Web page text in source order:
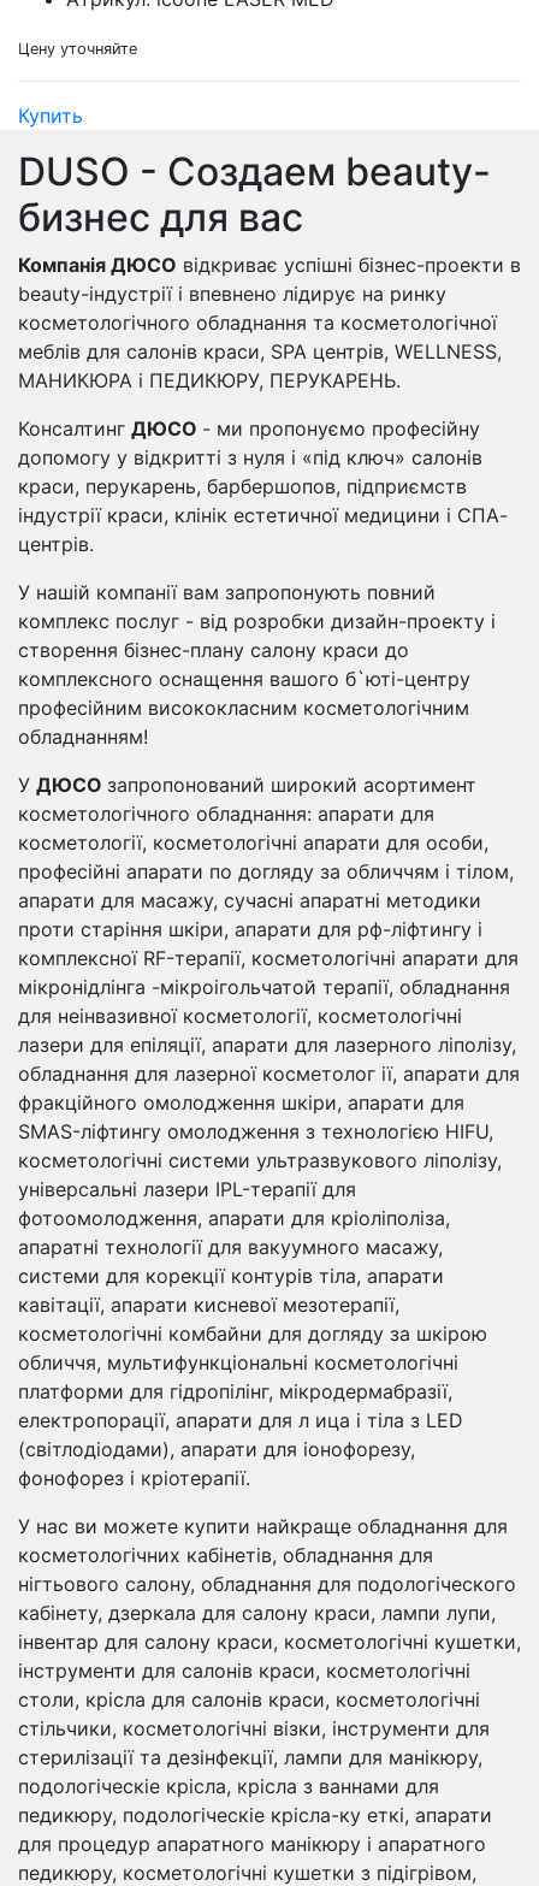
Цену уточняйте
Купить
DUSO - Создаем beauty-
бизнес для вас
Компанія ДЮСО відкриває успішні бізнес-проекти в
beauty-індустрії і впевнено лідирує на ринку
косметологічного обладнання та косметологічної
меблів для салонів краси, SPA центрів, WELLNESS,
МАНИКЮРА і ПЕДИКЮРУ, ПЕРУКАРЕНЬ.
Консалтинг ДЮСО - ми пропонуємо професійну
допомогу у відкритті з нуля і «під ключ» салонів
краси, перукарень, барбершопов, підприємств
індустрії краси, клінік естетичної медицини і СПА-
центрів.
У нашій компанії вам запропонують повний
комплекс послуг - від розробки дизайн-проекту і
створення бізнес-плану салону краси до
комплексного оснащення вашого б`юті-центру
професійним висококласним косметологічним
обладнанням!
У ДЮСО запропонований широкий асортимент
косметологічного обладнання: апарати для
косметології, косметологічні апарати для особи,
професійні апарати по догляду за обличчям і тілом,
апарати для масажу, сучасні апаратні методики
проти старіння шкіри, апарати для рф-ліфтингу і
комплексної RF-терапії, косметологічні апарати для
мікронідлінга -мікроігольчатой ​​терапії, обладнання
для неінвазивної косметології, косметологічні
лазери для епіляції, апарати для лазерного ліполізу,
обладнання для лазерної косметолог ії, апарати для
фракційного омолодження шкіри, апарати для
SMAS-ліфтингу омолодження з технологією HIFU,
косметологічні системи ультразвукового ліполізу,
універсальні лазери IPL-терапії для
фотоомолодження, апарати для кріоліполіза,
апаратні технології для вакуумного масажу,
системи для корекції контурів тіла, апарати
кавітації, апарати кисневої мезотерапії,
косметологічні комбайни для догляду за шкірою
обличчя, мультифункціональні косметологічні
платформи для гідропілінг, мікродермабразії,
електропорації, апарати для л ица і тіла з LED
(світлодіодами), апарати для іонофорезу,
фонофорез і кріотерапії.
У нас ви можете купити найкраще обладнання для
косметологічних кабінетів, обладнання для
нігтьового салону, обладнання для подологіческого
кабінету, дзеркала для салону краси, лампи лупи,
інвентар для салону краси, косметологічні кушетки,
інструменти для салонів краси, косметологічні
столи, крісла для салонів краси, косметологічні
стільчики, косметологічні візки, інструменти для
стерилізації та дезінфекції, лампи для манікюру,
подологіческіе крісла, крісла з ваннами для
педикюру, подологіческіе крісла-ку еткі, апарати
для процедур апаратного манікюру і апаратного
педикюру, косметологічні кушетки з підігрівом,